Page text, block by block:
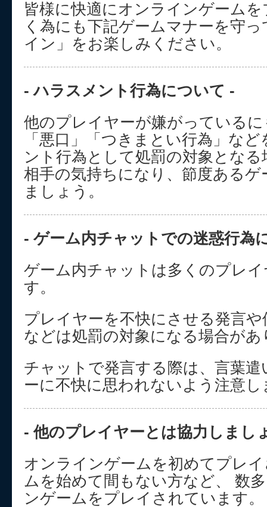
皆様に快適にオンラインゲーム
く為にも下記ゲームマナーを守
イン」をお楽しみください。
- ハラスメント行為について -
他のプレイヤーが嫌がっている
「悪口」「つきまとい行為」な
ント行為として処罰の対象とな
相手の気持ちになり、節度ある
ましょう。
- ゲーム内チャットでの迷惑行為
ゲーム内チャットは多くのプレ
す。
プレイヤーを不快にさせる発言
などは処罰の対象になる場合があ
チャットで発言する際は、言葉
ーに不快に思われないよう注意
- 他のプレイヤーとは協力しまし
オンラインゲームを初めてプレ
ムを始めて間もない方など、 数
ンゲームをプレイされています。